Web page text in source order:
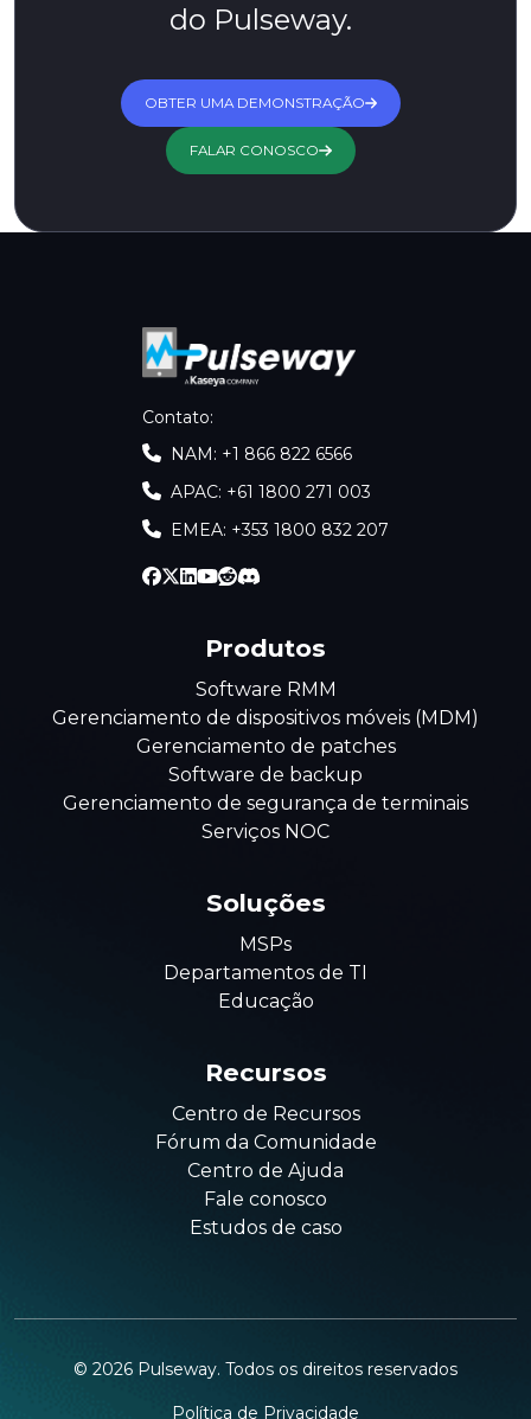
do Pulseway.
OBTER UMA DEMONSTRAÇÃO
FALAR CONOSCO
Contato:
NAM: +1 866 822 6566
APAC: +61 1800 271 003
EMEA: +353 1800 832 207
Produtos
Software RMM
Gerenciamento de dispositivos móveis (MDM)
Gerenciamento de patches
Software de backup
Gerenciamento de segurança de terminais
Serviços NOC
Soluções
MSPs
Departamentos de TI
Educação
Recursos
Centro de Recursos
Fórum da Comunidade
Centro de Ajuda
Fale conosco
Estudos de caso
© 2026 Pulseway. Todos os direitos reservados
Política de Privacidade